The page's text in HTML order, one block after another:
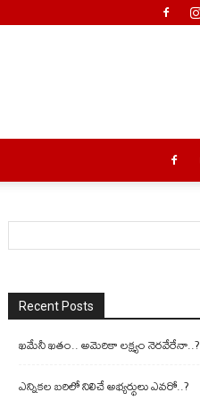
Recent Posts
ఖమేనీ ఖతం.. అమెరికా లక్ష్యం నెరవేరేనా..?
ఎన్నికల బరిలో నిలిచే అభ్యర్థులు ఎవరో..?